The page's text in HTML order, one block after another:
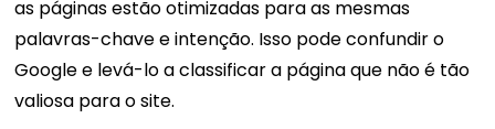
as páginas estão otimizadas para as mesmas
palavras-chave e intenção. Isso pode confundir o
Google e levá-lo a classificar a página que não é tão
valiosa para o site.